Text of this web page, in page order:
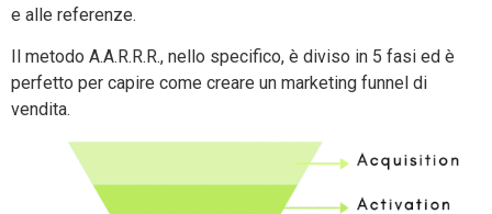
e alle referenze.
Il metodo A.A.R.R.R., nello specifico, è diviso in 5 fasi ed è
perfetto per capire come creare un marketing funnel di
vendita.